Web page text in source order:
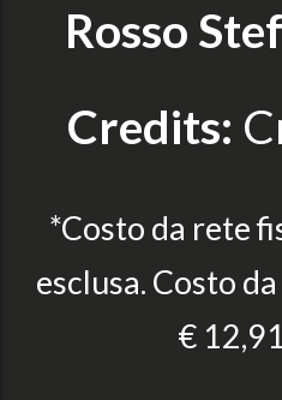
Rosso
Credits:
*Costo da rete
esclusa. Costo
€